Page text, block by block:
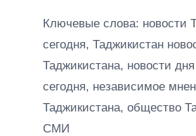
Ключевые слова: новости
сегодня, Таджикистан
Таджикистана, новости
сегодня, независимое
Таджикистана, общество
СМИ